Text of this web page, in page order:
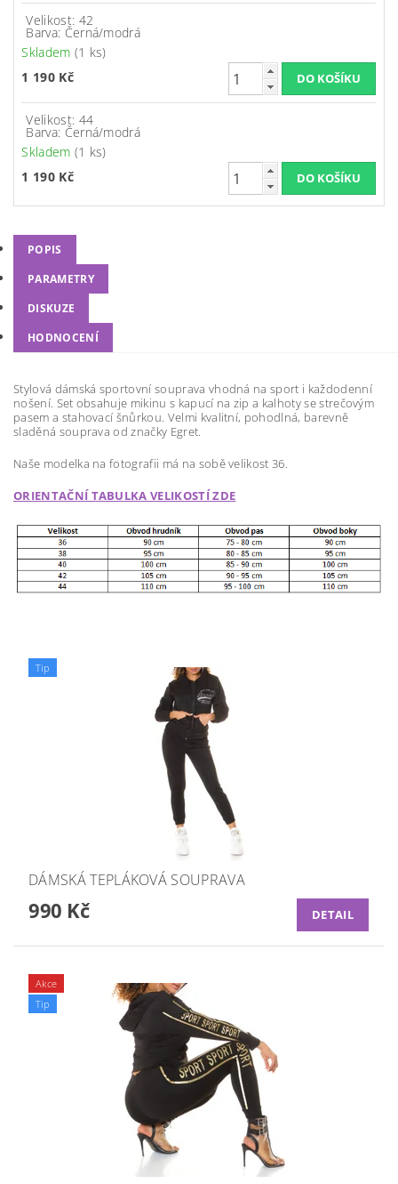
Velikost: 42
Barva: Černá/modrá
Skladem (1 ks)
1 190 Kč
Velikost: 44
Barva: Černá/modrá
Skladem (1 ks)
1 190 Kč
POPIS
PARAMETRY
DISKUZE
HODNOCENÍ
Stylová dámská sportovní souprava vhodná na sport i každodenní
nošení. Set obsahuje mikinu s kapucí na zip a kalhoty se strečovým
pasem a stahovací šnůrkou. Velmi kvalitní, pohodlná, barevně
sladěná souprava od značky Egret.
Naše modelka na fotografii má na sobě velikost 36.
ORIENTAČNÍ TABULKA VELIKOSTÍ ZDE
Tip
DÁMSKÁ TEPLÁKOVÁ SOUPRAVA
990 Kč DETAIL
Akce
Tip